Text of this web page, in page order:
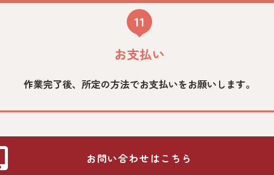
11
お支払い
作業完了後、所定の方法でお支払いをお願いします。
お問い合わせはこちら